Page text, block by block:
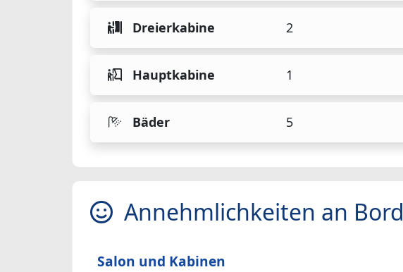
Dreierkabine 2
Hauptkabine 1
Bäder 5
Annehmlichkeiten an Bord
Salon und Kabinen